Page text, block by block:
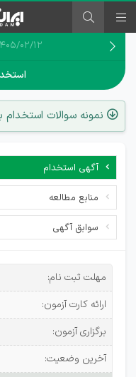
۱۴۰۵/۰۲/
نمونه سوالات استخدام
آگهی استخدام
منابع مطالعه
سوابق آگهی
مهلت ثبت نام:
ارائه کارت آزمون:
برگزاری آزمون:
آخرین وضعیت:
استخدامی
بانک قرض
الحسنه
مهر ایران